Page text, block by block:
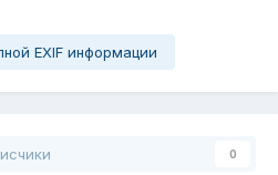
EXIF информации
0